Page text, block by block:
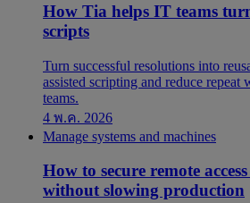
How Tia helps IT teams
scripts
Turn successful resolutions into
assisted scripting and reduce repeat
teams.
4 พ.ค. 2026
Manage systems and machines
How to secure remote
without slowing production